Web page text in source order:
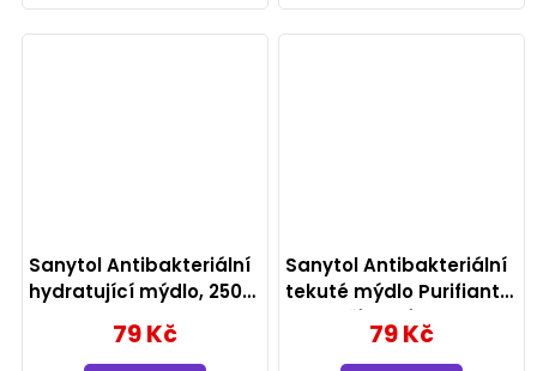
Sanytol Antibakteriální
hydratující mýdlo, 250
79 Kč
Sanytol Antibakteriální
tekuté mýdlo Purifiant
95 % přírodní, 250 ml
79 Kč